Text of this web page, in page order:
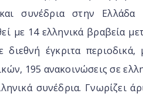
συνέδρια στην Ελλάδα
με 14 ελληνικά βραβεία
έγκριτα περιοδικά,
195 ανακοινώσεις σε
συνέδρια. Γνωρίζει